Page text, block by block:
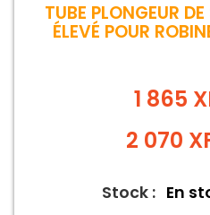
TUBE PLONGEUR
ÉLEVÉ POUR
1 865
2 070
Stock : En